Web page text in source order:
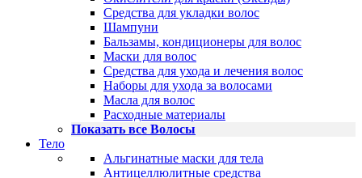
Средства для укладки волос
Шампуни
Бальзамы, кондиционеры для волос
Маски для волос
Средства для ухода и лечения волос
Наборы для ухода за волосами
Масла для волос
Расходные материалы
Показать все Волосы
Тело
Альгинатные маски для тела
Антицеллюлитные средства